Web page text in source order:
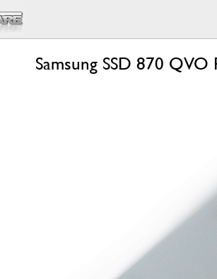
Samsung SSD 870 QVO